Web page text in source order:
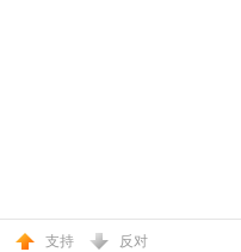
支持 反对